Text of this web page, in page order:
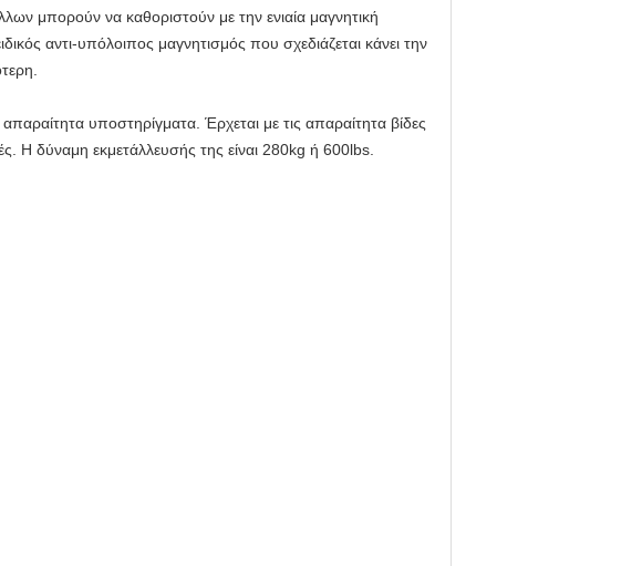
μπορούν να καθοριστούν με την ενιαία μαγνητική
αντι-υπόλοιπος μαγνητισμός που σχεδιάζεται κάνει την
υποστηρίγματα. Έρχεται με τις απαραίτητα βίδες
Η δύναμη εκμετάλλευσής της είναι 280kg ή 600lbs.